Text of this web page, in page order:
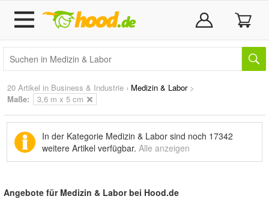
20 Artikel in Business & Industrie › Medizin & Labor>
Maße:
3,6 m x 5 cm
In der Kategorie Medizin & Labor sind noch 17342
weitere Artikel verfügbar. Alle anzeigen
Angebote für Medizin & Labor bei Hood.de